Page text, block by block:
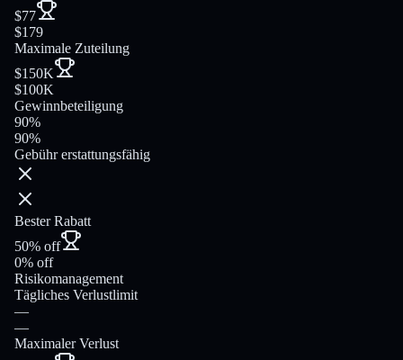
$77
$179
Maximale Zuteilung
$150K
$100K
Gewinnbeteiligung
90%
90%
Gebühr erstattungsfähig
Bester Rabatt
50% off
0% off
Risikomanagement
Tägliches Verlustlimit
—
—
Maximaler Verlust